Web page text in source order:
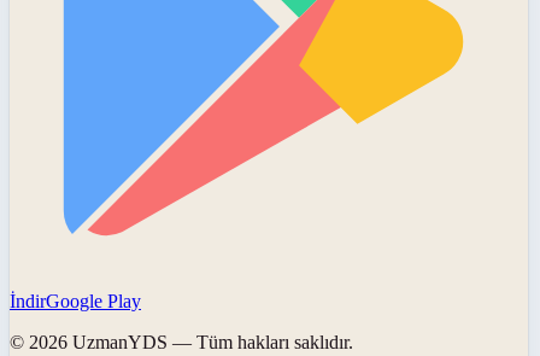
İndirGoogle Play
© 2026 UzmanYDS — Tüm hakları saklıdır.